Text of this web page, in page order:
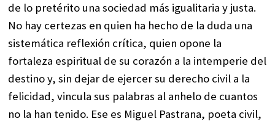
de lo pretérito una sociedad más igualitaria y justa.
No hay certezas en quien ha hecho de la duda una
sistemática reflexión crítica, quien opone la
fortaleza espiritual de su corazón a la intemperie del
destino y, sin dejar de ejercer su derecho civil a la
felicidad, vincula sus palabras al anhelo de cuantos
no la han tenido. Ese es Miguel Pastrana, poeta civil,